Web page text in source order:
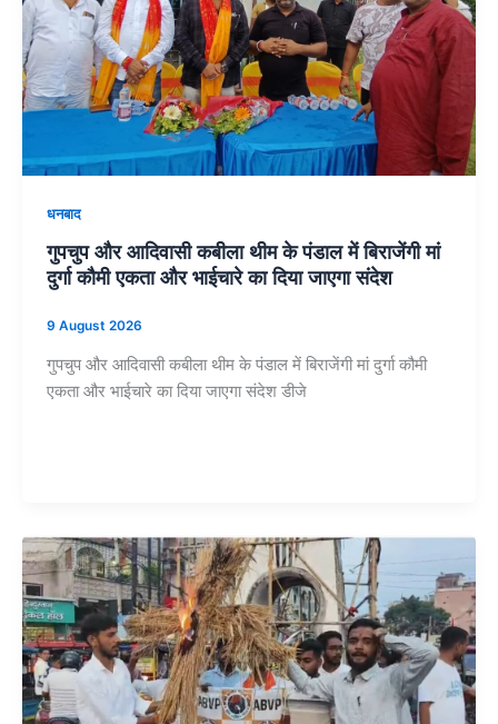
धनबाद
गुपचुप और आदिवासी कबीला थीम के पंडाल में बिराजेंगी मां
दुर्गा कौमी एकता और भाईचारे का दिया जाएगा संदेश
9 August 2026
गुपचुप और आदिवासी कबीला थीम के पंडाल में बिराजेंगी मां दुर्गा कौमी
एकता और भाईचारे का दिया जाएगा संदेश डीजे